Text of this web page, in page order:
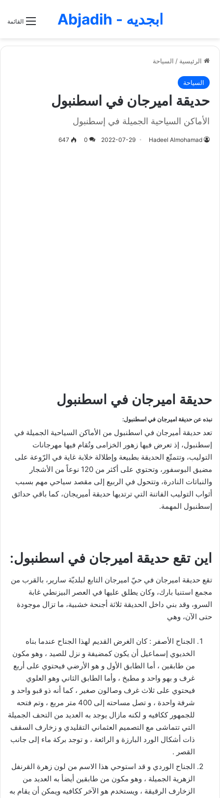
القائمة ابجديه - Abjadih
الرئيسية / السياحة
السياحة
حديقة اميرجان في اسطنبول
الأماكن السياحية الجميلة في إسطنبول
Hadeel Almohamad
2022-07-29
0
647
حديقة اميرجان في اسطنبول
نبذه عن حديقة اميرجان في اسطنبول:
تعد حديقة أميرجان في اسطنبول من الأماكن السياحية الجميلة في
إسطنبول، إذ تعرض فيها زهور الخزامى وتُقام فيها مهرجانات
التوليب، وتتمتّع الحديقة بطبيعة وإطلالة خلابة غاية في الرّوعة على
مضيق البوسفور، وتحتوي على أكثر من 120 نوعاً من الأشجار
والنباتات النادرة، وتتحول في الربيع إلى مقصد سياحي مهم بسبب
أثواب التوليب الفاتنة التي ترتديها حديقة أميريجان، كما باقي حدائق
إسطنبول المهمة.
اين تقع حديقة اميرجان في اسطنبول:
تقع حديقة اميرجان في حيّ اميرجان التابع لبلديّة سارير، بالقرب من
مجمع استنيا بارك، وكان يطلق عليها في العصر البيزنطي غابة
السرو، وقد بني داخل الحديقة ثلاثة أجنحة خشبية، ما تزال موجودة
حتى الآن، وهي
الجناح الأصفر : كان الغرض القديم لهذا الجناح عندما بناه
الخديوي إسماعيل أن يكون كمضيفة و نزل للصيد ، وهو مكون
من طابقين ، أما الطابق الأول و هو الأرضي فيحتوي على أربع
غرف و بهو واحد و مطبخ ، وأما الطابق الثاني وهو العلوي
فيحتوي على ثلاث غرف وصالون صغير ، كما أنه ذو قبو واحد و
شرفة واحدة ، و تصل مساحته إلى 400 متر مربع ، وتم فتحه
للجمهور ككافيه و لكنه مازال يوجد به العديد من التحف الجميلة
التي تتماشى مع التصميم العثماني التقليدي و زخارف السقف
ذات أشكال الورد البارزة و الرائعة ، و توجد بركة ماء إلى جانب
القصر .
الجناح الوردي و قد استوحي هذا الاسم من لون زهرة القرنفل
الزهرية الجميلة ، وهو مكون من طابقين أيضأ به العديد من
الزخارف الرقيقة ، ويستخدم هو الآخر ككافيه ويمكن أن يقام به